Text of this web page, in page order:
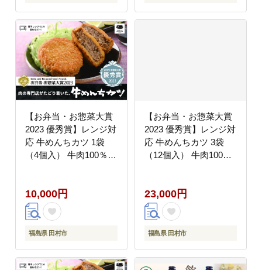
【お弁当・お惣菜大賞
2023 優秀賞】レンジ対
応 牛めんちカツ 1袋
（4個入） 牛肉100％
時短 惣菜 弁当 おかず
田村市 福島県 川合精肉
店
10,000円
福島県 田村市
【お弁当・お惣菜大賞
2023 優秀賞】レンジ対
応 牛めんちカツ 3袋
（12個入） 牛肉100％
時短 惣菜 弁当 おかず
田村市 福島県 川合精肉
店
23,000円
福島県 田村市